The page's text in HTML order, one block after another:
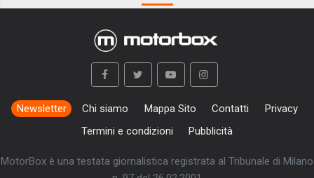
Newsletter Chi siamo Mappa Sito Contatti
Privacy
Termini e condizioni
Pubblicità
MotorBox è una testata giornalistica registrata al Tribunale di Milano